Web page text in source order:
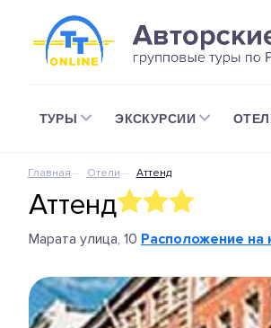
ТУРЫ ЭКСКУРСИИ
Главная Отели Аттенд
Аттенд
Марата улица, 10 Расположение на